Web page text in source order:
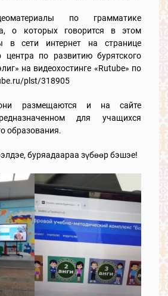
по грамматике
о которых говорится в этом
в сети интернет на странице
центра по развитию бурятского
на видеохостинге «Rutube» по
plst/318905
размещаются и на сайте
для учащихся
образования.
буряадаараа зүбөөр бэшэе!